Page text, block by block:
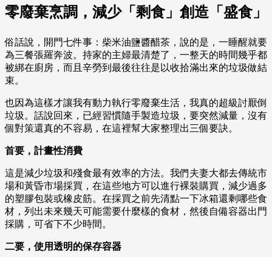
零廢棄烹調，減少「剩食」創造「盛食」
俗話說，開門七件事：柴米油鹽醬醋茶，說的是，一睡醒就要
為三餐張羅奔波。持家的主婦最清楚了，一整天的時間幾乎都
被綁在廚房，而且辛勞到最後往往是以收拾滿出來的垃圾做結
束。
也因為這樣才讓我有動力執行零廢棄生活，我真的超級討厭倒
垃圾。話說回來，已經習慣隨手製造垃圾，要突然減量，沒有
個對策還真的不容易，在這裡幫大家整理出三個要訣。
首要，計畫性消費
這是減少垃圾和殘食最有效率的方法。我們夫妻大都去傳統市
場和黃昏市場採買，在這些地方可以進行裸裝購買，減少過多
的塑膠包裝或橡皮筋。在採買之前先清點一下冰箱還剩哪些食
材，列出未來幾天可能需要什麼樣的食材，然後自備容器出門
採購，可省下不少時間。
二要，使用透明的保存容器